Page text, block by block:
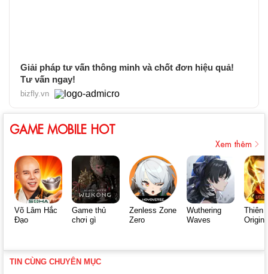
Giải pháp tư vấn thông minh và chốt đơn hiệu quả!
Tư vấn ngay!
bizfly.vn
GAME MOBILE HOT
Xem thêm
Võ Lâm Hắc
Đạo
Game thủ
chơi gì
Zenless Zone
Zero
Wuthering
Waves
Thiên
Origin
TIN CÙNG CHUYÊN MỤC